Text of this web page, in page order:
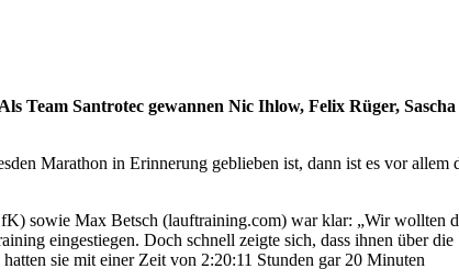
Team Santrotec gewannen Nic Ihlow, Felix Rüger, Sascha
Marathon in Erinnerung geblieben ist, dann ist es vor allem
sowie Max Betsch (lauftraining.com) war klar: „Wir wollten
eingestiegen. Doch schnell zeigte sich, dass ihnen über die
sie mit einer Zeit von 2:20:11 Stunden gar 20 Minuten